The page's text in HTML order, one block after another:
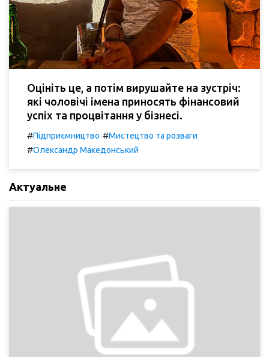
Оцініть це, а потім вирушайте на зустріч:
які чоловічі імена приносять фінансовий
успіх та процвітання у бізнесі.
#Підприємництво #Мистецтво та розваги
#Олександр Македонський
Актуальне